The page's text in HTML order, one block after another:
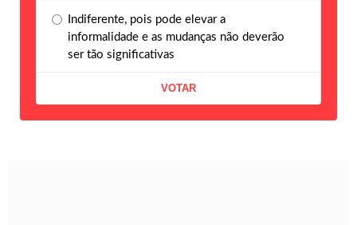
Indiferente, pois pode elevar a
informalidade e as mudanças não deverão
ser tão significativas